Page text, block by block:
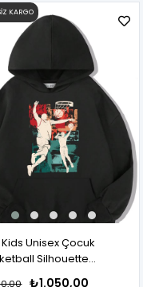
Kids Unisex Çocuk
Silhouette
₺1.050,00
KARGO